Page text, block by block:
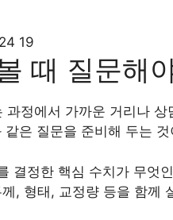
때 질문해
정에서 가까운 거리나
은 질문을 준비해 두는
결정한 핵심 수치가 무엇
, 형태, 교정량 등을 함께